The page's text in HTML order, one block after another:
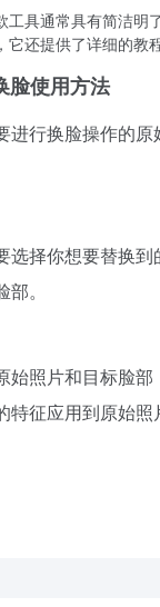
工具通常具有简洁
还提供了详细的教
脸使用方法
进行换脸操作的
选择你想要替换
。
始照片和目标脸
征应用到原始照